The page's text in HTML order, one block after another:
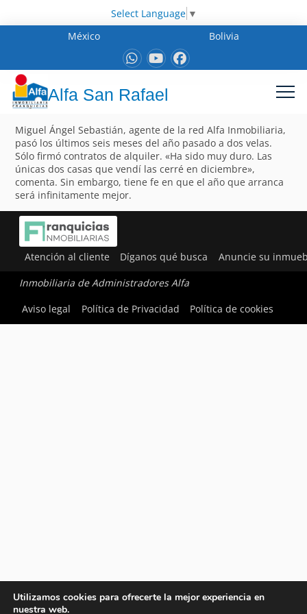
Select Language ▼
México
Bolivia
Alfa San Rafael
Miguel Ángel Sebastián, agente de la red Alfa Inmobiliaria,
pasó los últimos seis meses del año pasado a dos velas.
Sólo firmó contratos de alquiler. «Ha sido muy duro. Las
únicas dos casas que vendí las cerré en diciembre»,
comenta. Sin embargo, tiene fe en que el año que arranca
será infinitamente mejor.
Atención al cliente Díganos qué busca Anuncie su
Inmobiliaria de Administradores Alfa
Aviso legal
Política de Privacidad Política de cookies
Utilizamos cookies para ofrecerte la mejor experiencia en
nuestra web.